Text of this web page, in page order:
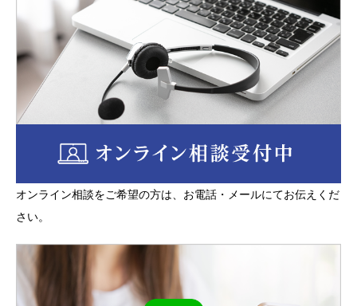
弊社は善良な管理者の注意義務をもって個人情報及
び秘密情報等を管理し、それらを保護するために、
情報等の漏洩が生じないように必要かつ適切な、合
理的予防措置を講じます。個人情報及び秘密情報等
について、厳密に秘密を保持するものとし、第三者
に開示あるいは漏洩し、また、業務の目的以外に使
①ご本人の同意がある場合
護のために必要がある場合
秘密情報とは、お客様から提供された情報及び業務
に関連する情報であって、営業上、技術上、財産
上、その他有益な情報及び秘密とされるべき情報を
オンライン相談をご希望の方は、お電話・メールにてお伝えくだ
さい。